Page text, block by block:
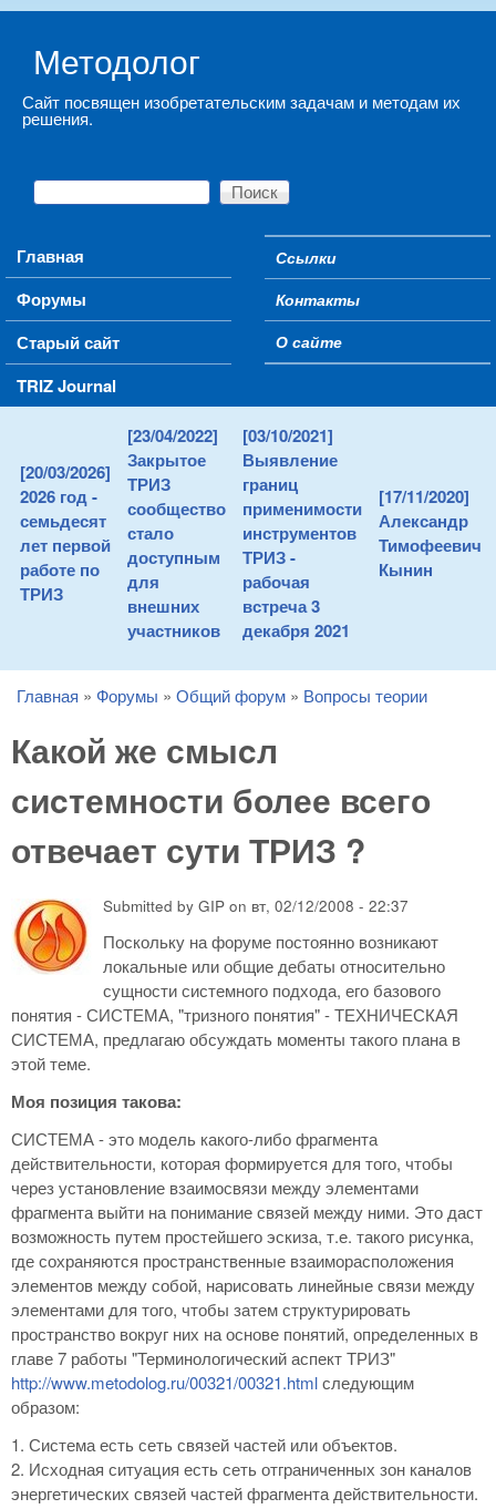
Методолог
Сайт посвящен изобретательским задачам и методам их
решения.
Форма поиска
Поиск
Main menu
Главная
Форумы
Старый сайт
TRIZ Journal
Secondary menu
Ссылки
Контакты
О сайте
[20/03/2026]
2026 год -
семьдесят
лет первой
работе по
ТРИЗ
[23/04/2022]
Закрытое
ТРИЗ
сообщество
стало
доступным
для
внешних
участников
[03/10/2021]
Выявление
границ
применимости
инструментов
ТРИЗ -
рабочая
встреча 3
декабря 2021
[17/11/2020]
Александр
Тимофеевич
Кынин
You are here
Главная » Форумы » Общий форум » Вопросы теории
Какой же смыcл
сиcтемности более всего
отвечает сути ТРИЗ ?
Submitted by GIP on вт, 02/12/2008 - 22:37
Поскольку на форуме постоянно возникают
локальные или общие дебаты относительно
сущности системного подхода, его базового
понятия - СИСТЕМА, "тризного понятия" - ТЕХНИЧЕСКАЯ
СИСТЕМА, предлагаю обсуждать моменты такого плана в
этой теме.
Моя позиция такова:
СИСТЕМА - это модель какого-либо фрагмента
действительности, которая формируется для того, чтобы
через установление взаимосвязи между элементами
фрагмента выйти на понимание связей между ними. Это даст
возможность путем простейшего эскиза, т.е. такого рисунка,
где сохраняются пространственные взаиморасположения
элементов между собой, нарисовать линейные связи между
элементами для того, чтобы затем структурировать
пространство вокруг них на основе понятий, определенных в
главе 7 работы "Терминологический аспект ТРИЗ"
http://www.metodolog.ru/00321/00321.htmlследующим
образом:
1. Система есть сеть связей частей или объектов.
2. Исходная ситуация есть сеть отграниченных зон каналов
энергетических связей частей фрагмента действительности.